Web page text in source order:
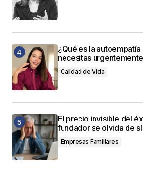
¿Qué es la
necesitas
Calidad de Vida
El precio invisible del
fundador se olvida de sí
Empresas Familiares